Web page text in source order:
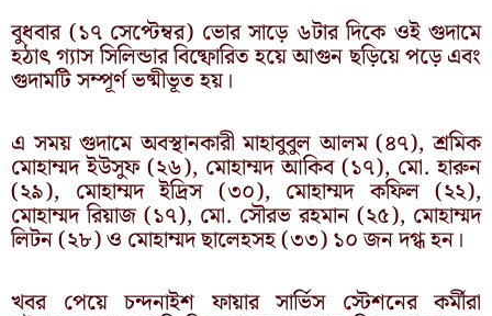
বুধবার (১৭ সেপ্টেম্বর) ভোর সাড়ে ৬টার দিকে ওই গুদামে
হঠাৎ গ্যাস সিলিন্ডার বিষ্ফোরিত হয়ে আগুন ছড়িয়ে পড়ে এবং
গুদামটি সম্পূর্ণ ভষ্মীভূত হয়।
এ সময় গুদামে অবস্থানকারী মাহাবুবুল আলম (৪৭), শ্রমিক
মোহাম্মদ ইউসুফ (২৬), মোহাম্মদ আকিব (১৭), মো. হারুন
(২৯), মোহাম্মদ ইদ্রিস (৩০), মোহাম্মদ কফিল (২২),
মোহাম্মদ রিয়াজ (১৭), মো. সৌরভ রহমান (২৫), মোহাম্মদ
লিটন (২৮) ও মোহাম্মদ ছালেহসহ (৩৩) ১০ জন দগ্ধ হন।
খবর পেয়ে চন্দনাইশ ফায়ার সার্ভিস স্টেশনের কর্মীরা